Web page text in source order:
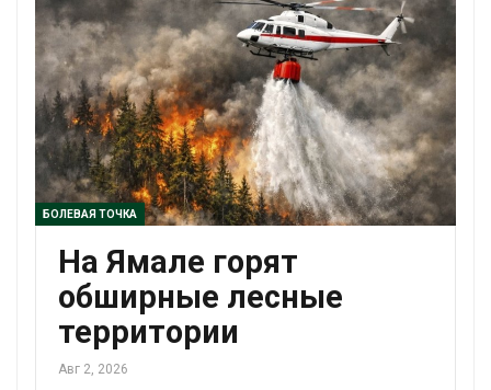
БОЛЕВАЯ ТОЧКА
На Ямале горят
обширные лесные
территории
Авг 2, 2026